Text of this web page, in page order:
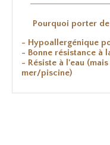
Pourquoi porter
- Hypoallergénique
- Bonne résistance à
- Résiste à l'eau
mer/piscine)